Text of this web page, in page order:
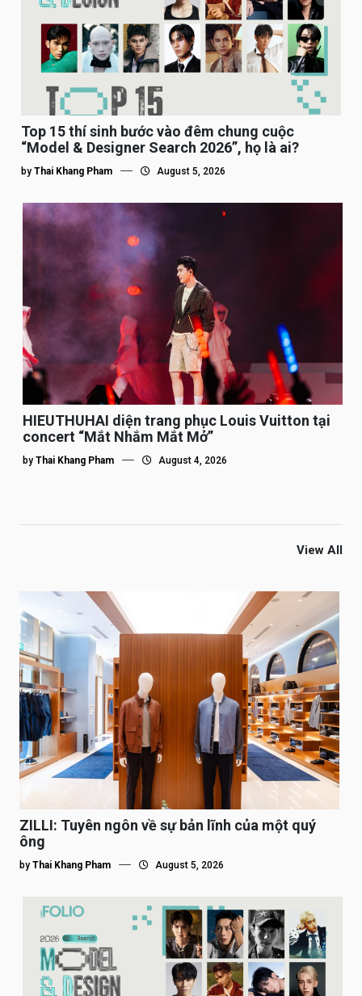
Top 15 thí sinh bước vào đêm chung cuộc
“Model & Designer Search 2026”, họ là ai?
by Thai Khang Pham August 5, 2026
HIEUTHUHAI diện trang phục Louis Vuitton tại
concert “Mắt Nhắm Mắt Mở”
by Thai Khang Pham August 4, 2026
View All
ZILLI: Tuyên ngôn về sự bản lĩnh của một quý
ông
by Thai Khang Pham August 5, 2026